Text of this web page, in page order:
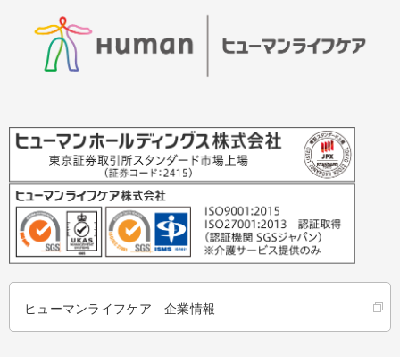
ヒューマンライフケア 企業情報